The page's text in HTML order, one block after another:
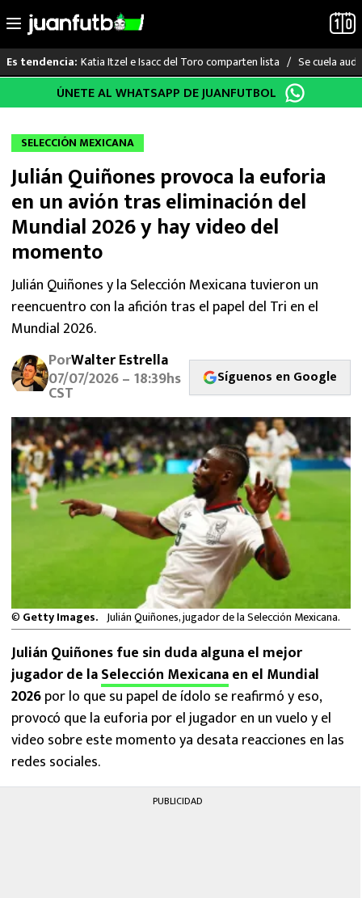
al
Es tendencia: Katia Itzel e Isacc del Toro comparten lista Se cuela
LO ÚLTIMO
LIGA MX
RAYADOS
PUMAS
ATLANTE
SELECCIÓN MEXICANA
FUTBOL INTERNACIONAL
MEXICANOS EN EL EXTRANJERO
FUTBOL ESTUFA
FÓRMULA 1
BOXEO
NFL
ÚNETE AL WHATSAPP DE JUANFUTBOL
SELECCIÓN MEXICANA
Julián Quiñones provoca la euforia
en un avión tras eliminación del
Mundial 2026 y hay video del
momento
Julián Quiñones y la Selección Mexicana tuvieron un
reencuentro con la afición tras el papel del Tri en el
Mundial 2026.
PorWalter Estrella
07/07/2026 – 18:39hs
CST
Síguenos en Google
© Getty Images. Julián Quiñones, jugador de la Selección Mexicana.
Julián Quiñones fue sin duda alguna el mejor
jugador de laSelección Mexicanaen el Mundial
2026por lo que su papel de ídolo se reafirmó y eso,
provocó que la euforia por el jugador en un vuelo y el
video sobre este momento ya desata reacciones en las
redes sociales.
PUBLICIDAD